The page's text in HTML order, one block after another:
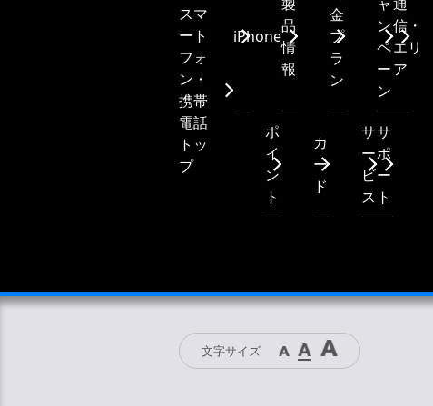
めご了承ください。
製品に同梱されるクイックスタ
ります。ただし、製品に同梱す
取扱説明書は製品を購入してい
て、購入されたお客さま以外か
本サービスに掲載されている取
本サービスの利用、または利用
を含む）が生じ、たとえそのよう
取扱説明書の著作権は携帯電話製
を複製することは、著作権法上
スマ
ート
フォ
ン・
携帯
電話
トッ
プ
iPhone
品
情
報
金
プ
ラ
ン
ン
ペ
ー
ン
信・
エリ
ア
ポ
イ
ン
ト
カ
ー
ド
サ
ー
ビ
ス
サ
ポ
ー
ト
文字サイズ